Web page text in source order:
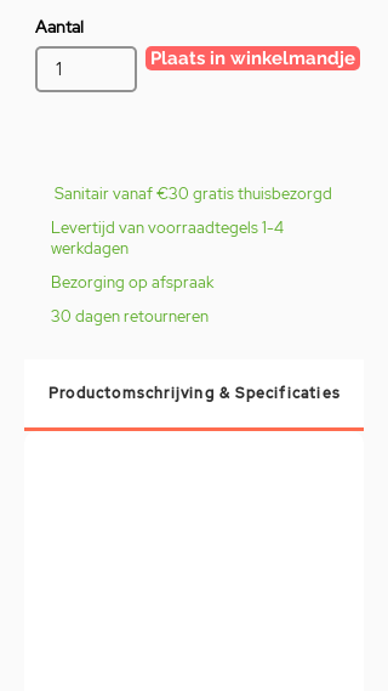
Aantal
Plaats in winkelmandje
Sanitair vanaf €30 gratis thuisbezorgd
Levertijd van voorraadtegels 1-4
werkdagen
Bezorging op afspraak
30 dagen retourneren
Productomschrijving & Specificaties